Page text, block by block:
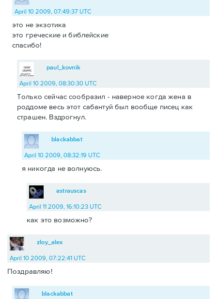
April 10 2009, 07:49:37 UTC
это не экзотика
это греческие и библейские
спасибо!
paul_kovnik
April 10 2009, 08:30:30 UTC
Только сейчас сообразил - наверное когда жена в
роддоме весь этот сабантуй был вообще писец как
страшен. Вздрогнул.
blackabbat
April 10 2009, 08:32:19 UTC
я никогда не волнуюсь.
astrauscas
April 11 2009, 16:10:23 UTC
как это возможно?
zloy_alex
April 10 2009, 07:22:41 UTC
Поздравляю!
blackabbat